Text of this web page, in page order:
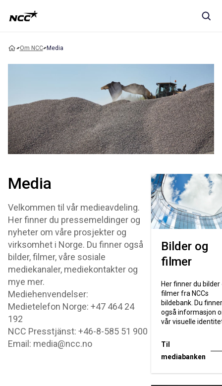
Om NCC Media
Media
Velkommen til vår medieavdeling.
Her finner du pressemeldinger og
nyheter om våre prosjekter og
virksomhet i Norge. Du finner også
bilder, filmer, våre sosiale
mediekanaler, mediekontakter og
mye mer.
Mediehenvendelser:
Medietelefon Norge: +47 464 24
192
NCC Presstjänst: +46-8-585 51 900
Email: media@ncc.no
Bilder og
filmer
Her finner du bilder
filmer fra NCCs
bildebank. Du finner
også informasjon
vår visuelle
Til
mediabanken